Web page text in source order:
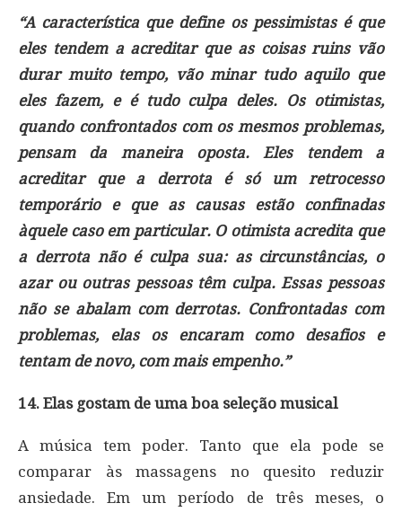
“A característica que define os pessimistas é que
eles tendem a acreditar que as coisas ruins vão
durar muito tempo, vão minar tudo aquilo que
eles fazem, e é tudo culpa deles. Os otimistas,
quando confrontados com os mesmos problemas,
pensam da maneira oposta. Eles tendem a
acreditar que a derrota é só um retrocesso
temporário e que as causas estão confinadas
àquele caso em particular. O otimista acredita que
a derrota não é culpa sua: as circunstâncias, o
azar ou outras pessoas têm culpa. Essas pessoas
não se abalam com derrotas. Confrontadas com
problemas, elas os encaram como desafios e
tentam de novo, com mais empenho.”
14. Elas gostam de uma boa seleção musical
A música tem poder. Tanto que ela pode se
comparar às massagens no quesito reduzir
ansiedade. Em um período de três meses, o